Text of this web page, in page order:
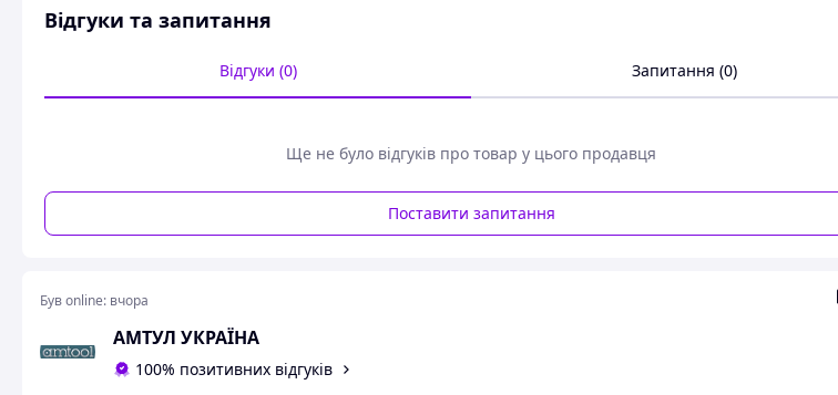
УЦІНКА - одиниця з виставкового залу має не значні потертості!!!
Безщітковий двигун із високим ККД забезпечує більшу тривалість роботи на одному заряді
роботи на одному заряді акумулятора,
відсутність швидкозношуваних частин (щіток), що збільшує загальний ресурс інструменту,
підошва підлаштовується для оптимального прилягання інструменту до деталей,
інструмент для 18 В системи, сумісний з акумуляторами FLEXVOLT,
яскраве LED підсвічування робочої зони,
зручна анатомічна рукоятка,
гарантійний термін абсолютної гарантії - 1 рік,
Відгуки та запитання
Відгуки (0) Запитання (0)
Ще не було відгуків про товар у цього продавця
Поставити запитання
Був online: вчора
АМТУЛ УКРАЇНА
100% позитивних відгуків